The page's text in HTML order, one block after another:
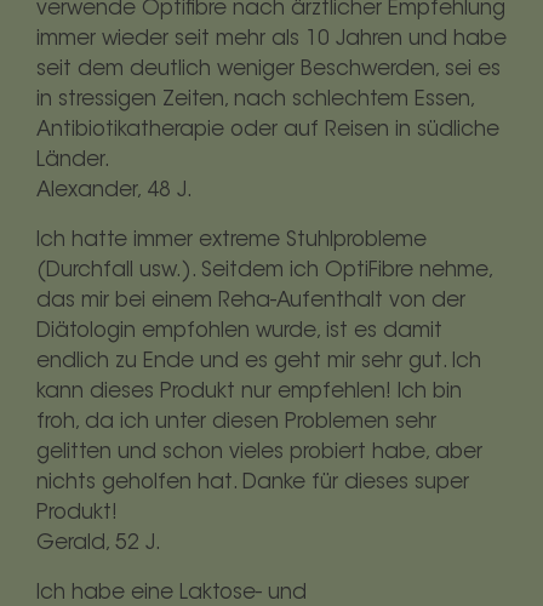
verwende Optifibre nach ärztlicher Empfehlung
immer wieder seit mehr als 10 Jahren und habe
seit dem deutlich weniger Beschwerden, sei es
in stressigen Zeiten, nach schlechtem Essen,
Antibiotikatherapie oder auf Reisen in südliche
Länder.
Alexander, 48 J.
Ich hatte immer extreme Stuhlprobleme
(Durchfall usw.). Seitdem ich OptiFibre nehme,
das mir bei einem Reha-Aufenthalt von der
Diätologin empfohlen wurde, ist es damit
endlich zu Ende und es geht mir sehr gut. Ich
kann dieses Produkt nur empfehlen! Ich bin
froh, da ich unter diesen Problemen sehr
gelitten und schon vieles probiert habe, aber
nichts geholfen hat. Danke für dieses super
Produkt!
Gerald, 52 J.
Ich habe eine Laktose- und